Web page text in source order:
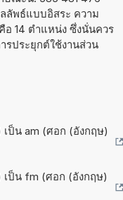
ลัพธ์แบบอิสระ ความ
14 ตำแหน่ง ซึ่งนั่นควร
ประยุกต์ใช้งานส่วน
เป็น am (ศอก (อังกฤษ)
เป็น fm (ศอก (อังกฤษ)